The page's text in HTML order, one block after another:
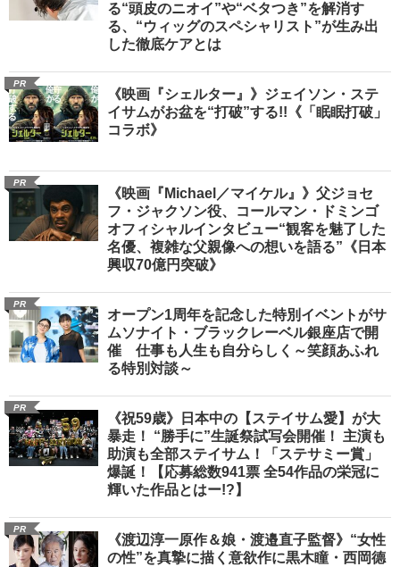
る“頭皮のニオイ”や“ベタつき”を解消す
る、“ウィッグのスペシャリスト”が生み出
した徹底ケアとは
PR
《映画『シェルター』》ジェイソン・ステ
イサムがお盆を“打破”する!!《「眠眠打破」
コラボ》
PR
《映画『Michael／マイケル』》父ジョセ
フ・ジャクソン役、コールマン・ドミンゴ
オフィシャルインタビュー“観客を魅了した
名優、複雑な父親像への想いを語る”《日本
興収70億円突破》
PR
オープン1周年を記念した特別イベントがサ
ムソナイト・ブラックレーベル銀座店で開
催 仕事も人生も自分らしく～笑顔あふれ
る特別対談～
PR
《祝59歳》日本中の【ステイサム愛】が大
暴走！ “勝手に”生誕祭試写会開催！ 主演も
助演も全部ステイサム！「ステサミー賞」
爆誕！【応募総数941票 全54作品の栄冠に
輝いた作品とはー!?】
PR
《渡辺淳一原作＆娘・渡邉直子監督》“女性
の性”を真摯に描く意欲作に黒木瞳・西岡德